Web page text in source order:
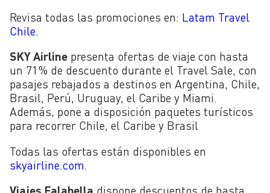
Revisa todas las promociones en: Latam Travel
Chile.
SKY Airline presenta ofertas de viaje con hasta
un 71% de descuento durante el Travel Sale, con
pasajes rebajados a destinos en Argentina, Chile,
Brasil, Perú, Uruguay, el Caribe y Miami.
Además, pone a disposición paquetes turísticos
para recorrer Chile, el Caribe y Brasil
Todas las ofertas están disponibles en
skyairline.com
Viajes Falabella dispone descuentos de hasta